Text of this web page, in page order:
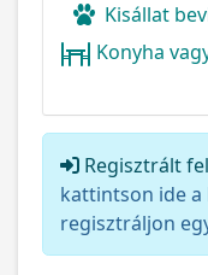
Kisállat
Konyha
Regisztrált
kattintson ide a
regisztráljon